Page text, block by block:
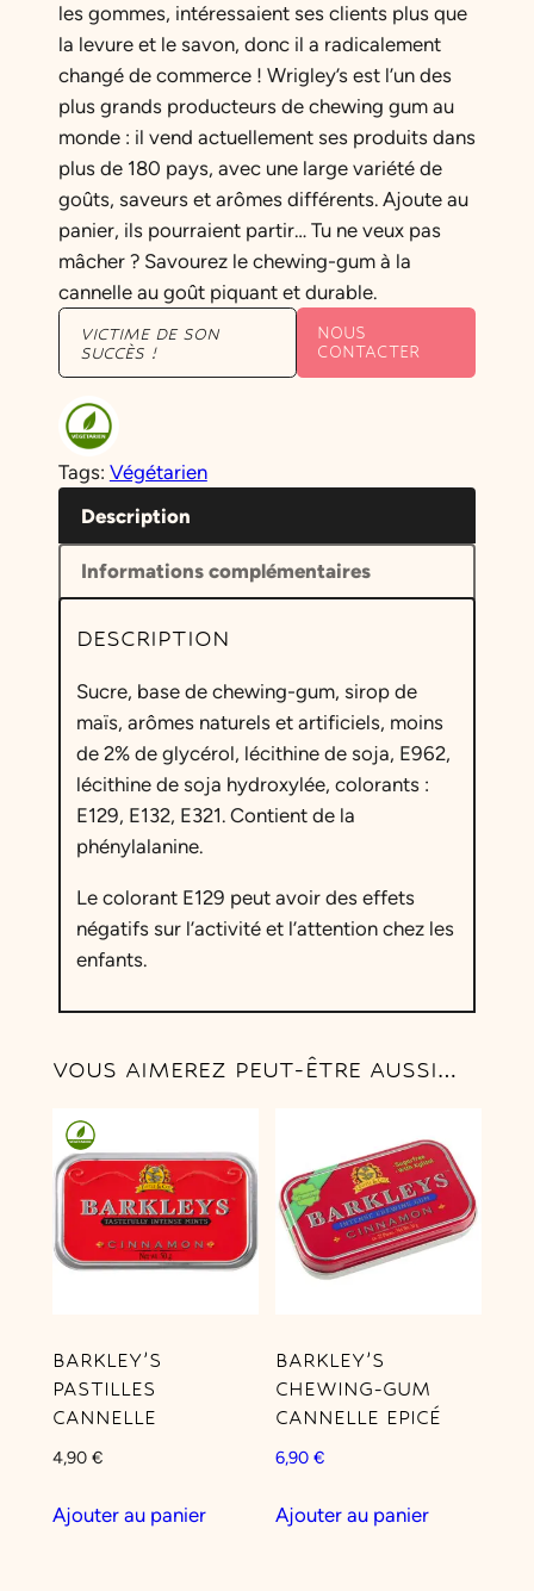
les gommes, intéressaient ses clients plus que
la levure et le savon, donc il a radicalement
changé de commerce ! Wrigley’s est l’un des
plus grands producteurs de chewing gum au
monde : il vend actuellement ses produits dans
plus de 180 pays, avec une large variété de
goûts, saveurs et arômes différents. Ajoute au
panier, ils pourraient partir… Tu ne veux pas
mâcher ? Savourez le chewing-gum à la
cannelle au goût piquant et durable.
VICTIME DE SON
SUCCÈS !
NOUS
CONTACTER
Tags: Végétarien
Description
Informations complémentaires
DESCRIPTION
Sucre, base de chewing-gum, sirop de
maïs, arômes naturels et artificiels, moins
de 2% de glycérol, lécithine de soja, E962,
lécithine de soja hydroxylée, colorants :
E129, E132, E321. Contient de la
phénylalanine.
Le colorant E129 peut avoir des effets
négatifs sur l’activité et l’attention chez les
enfants.
VOUS AIMEREZ PEUT-ÊTRE AUSSI…
BARKLEY’S
PASTILLES
CANNELLE
4,90 €
Ajouter au panier
BARKLEY’S
CHEWING-GUM
CANNELLE EPICÉ
6,90€
Ajouter au panier